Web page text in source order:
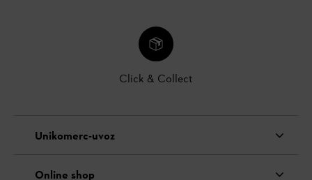
Click & Collect
Unikomerc-uvoz
Online shop